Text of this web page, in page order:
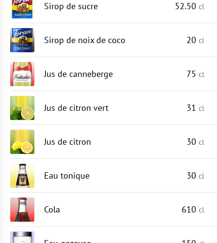
Sirop de sucre 52.50 cl
Sirop de noix de coco 20 cl
Jus de canneberge 75 cl
Jus de citron vert 31 cl
Jus de citron 30 cl
Eau tonique 30 cl
Cola 610 cl